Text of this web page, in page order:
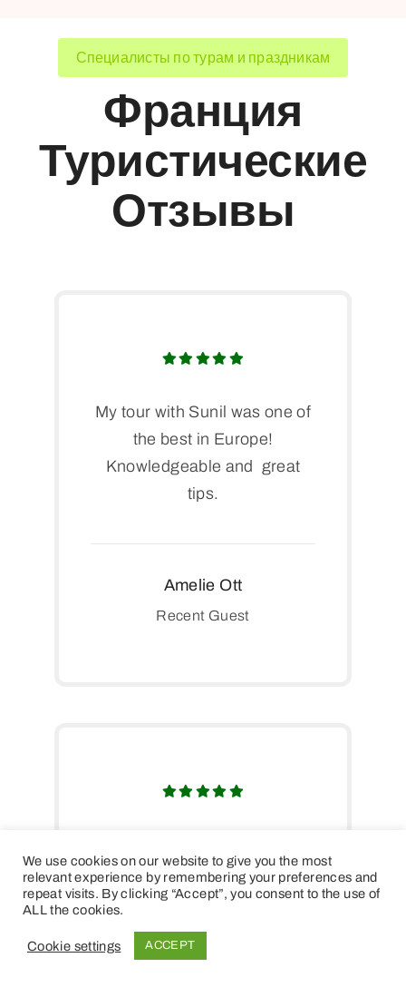
Специалисты по турам и праздникам
Франция
Туристические
Отзывы
My tour with Sunil was one of
the best in Europe!
Knowledgeable and great
tips.
Amelie Ott
Recent Guest
tours. Our guide was a lovely
student living in Nice.
We use cookies on our website to give you the most
relevant experience by remembering your preferences and
repeat visits. By clicking “Accept”, you consent to the use of
ALL the cookies.
Cookie settings ACCEPT